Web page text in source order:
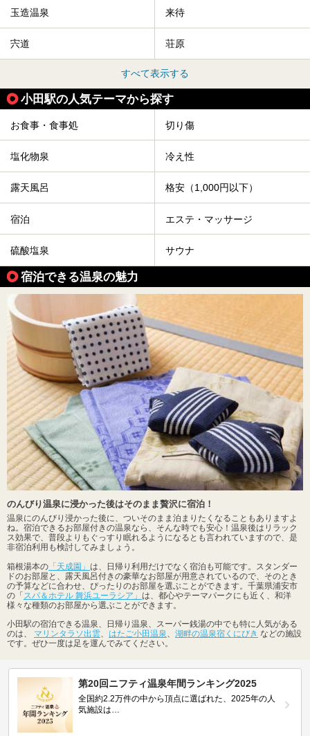
玉造温泉 来待
宍道 荘原
すべて表示する
小田駅の人気テーマから探す
お食事・食事処 切り傷
塩化物泉 冷え性
露天風呂 格安（1,000円以下）
宿泊 エステ・マッサージ
硫酸塩泉 サウナ
宿泊できる温泉の魅力
のんびり温泉に浸かった後はそのまま贅沢に宿泊！
温泉にのんびり浸かった後に、ついそのまま泊まりたくなることもありますよ
ね。宿泊できるお部屋付きの温泉なら、そんな時でも安心！温泉後はリラック
ス効果で、普段よりもぐっすり眠れるようになるとも言われていますので、是
非宿泊利用も検討してみましょう。
箱根湯本の 「天成園」 は、日帰り利用だけでなく宿泊も可能です。スタンダー
ドのお部屋と、露天風呂付きの豪華なお部屋が用意されているので、そのとき
の予算などに合わせ、ぴったりのお部屋を選ぶことができます。千葉県浦安市
の「スパ＆ホテル 舞浜ユーラシア」 は、都心やテーマパークにも近く、和洋
様々な種類のお部屋から選ぶことができます。
小田駅の宿泊できる温泉、日帰り温泉、スーパー銭湯の中でも特に人気がある
のは、 マリンタラソ出雲、 はたご小田温泉、 湖畔の温泉宿くにびき などの施設
です。ぜひ一度は足を運んでみてください。
第20回ニフティ温泉年間ランキング2025
全国約2.2万件の中から頂点に選ばれた、2025年の人
気施設は…